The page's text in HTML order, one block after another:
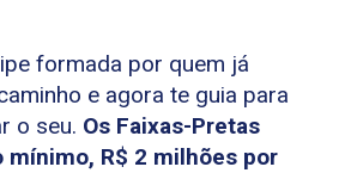
formada por quem já
e agora te guia para
o seu. Os Faixas-Pretas
mínimo, R$ 2 milhões por